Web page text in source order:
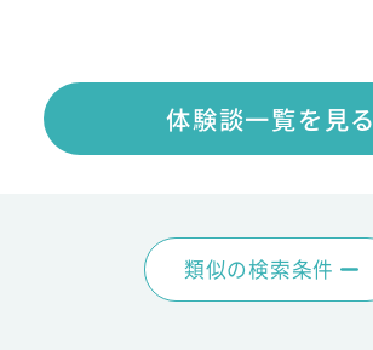
体験談一覧を見る
類似の検索条件